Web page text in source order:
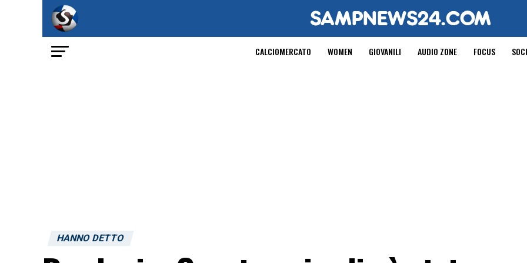
CALCIOMERCATO WOMEN GIOVANILI AUDIO ZONE FOCUS
HANNO DETTO